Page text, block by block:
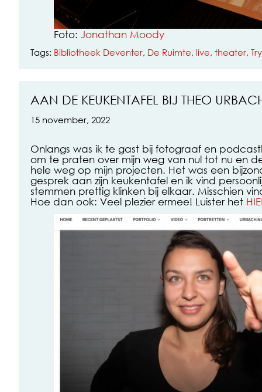
Foto: Jonathan Moody
Tags: Bibliotheek Deventer, De Ruimte, live, theater,
AAN DE KEUKENTAFEL BIJ THEO
15 november, 2022
Onlangs was ik te gast bij fotograaf en
om te praten over mijn weg van nul tot nu en
hele weg op mijn projecten. Het was een
gesprek aan zijn keukentafel en ik vind
stemmen prettig klinken bij elkaar. Misschien
Hoe dan ook: Veel plezier ermee! Luister het